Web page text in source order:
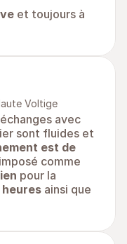
et toujours à
Voltige
avec
sont fluides et
est de
comme
ainsi que